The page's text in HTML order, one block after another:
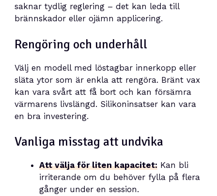
saknar tydlig reglering – det kan leda till
brännskador eller ojämn applicering.
Rengöring och underhåll
Välj en modell med löstagbar innerkopp eller
släta ytor som är enkla att rengöra. Bränt vax
kan vara svårt att få bort och kan försämra
värmarens livslängd. Silikoninsatser kan vara
en bra investering.
Vanliga misstag att undvika
Att välja för liten kapacitet: Kan bli
irriterande om du behöver fylla på flera
gånger under en session.